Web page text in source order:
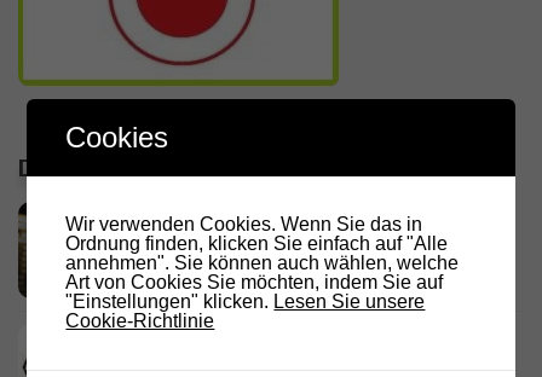
DIE LETZTEN ARTIKEL
RADIO DARC – Stromausfall und
Funkamateure
2. AUGUST 2026
2. AUGUST 2026
Cookies
Wir verwenden Cookies. Wenn Sie das in
Ordnung finden, klicken Sie einfach auf "Alle
annehmen". Sie können auch wählen, welche
Art von Cookies Sie möchten, indem Sie auf
"Einstellungen" klicken. Lesen Sie unsere
Cookie-Richtlinie